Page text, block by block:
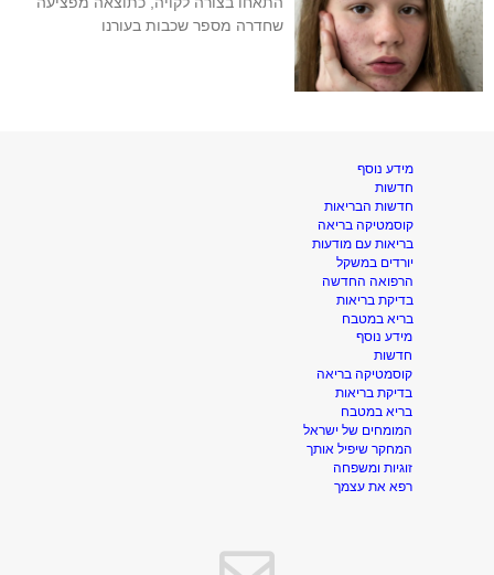
שחדרה מספר שכבות בעורנו
מידע נוסף
חדשות
חדשות הבריאות
קוסמטיקה בריאה
בריאות עם מודעות
יורדים במשקל
הרפואה החדשה
בדיקת בריאות
בריא במטבח
מידע נוסף
חדשות
קוסמטיקה בריאה
בדיקת בריאות
בריא במטבח
המומחים של ישראל
המחקר שיפיל אותך
זוגיות ומשפחה
רפא את עצמך